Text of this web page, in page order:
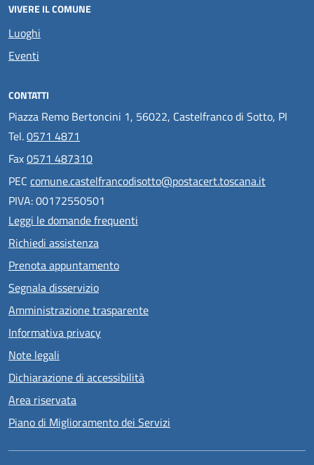
VIVERE IL COMUNE
Luoghi
Eventi
CONTATTI
Piazza Remo Bertoncini 1, 56022, Castelfranco di Sotto, PI
Tel.0571 4871
Fax0571 487310
PEC comune.castelfrancodisotto@postacert.toscana.it
PIVA: 00172550501
Leggi le domande frequenti
Richiedi assistenza
Prenota appuntamento
Segnala disservizio
Amministrazione trasparente
Informativa privacy
Note legali
Dichiarazione di accessibilità
Area riservata
Piano di Miglioramento dei Servizi